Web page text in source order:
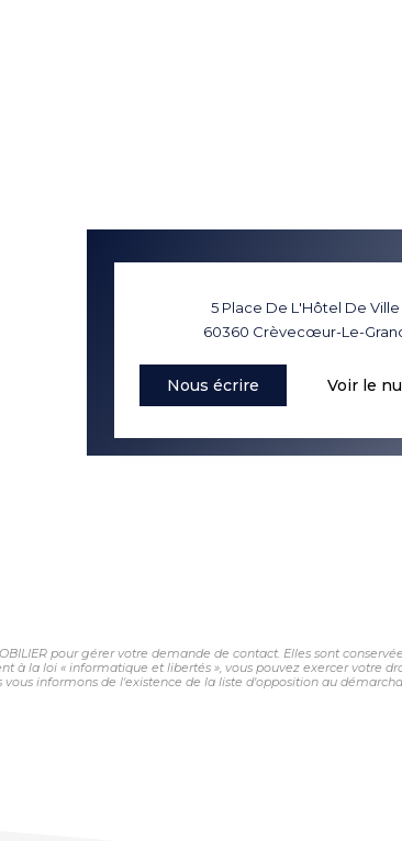
5 Place De L'Hôtel De Ville
60360 Crèvecœur-Le-
Nous écrire Voir le
pour gérer votre demande de contact. Elles sont
la loi « informatique et libertés », vous pouvez exercer votre
informons de l'existence de la liste d'opposition au